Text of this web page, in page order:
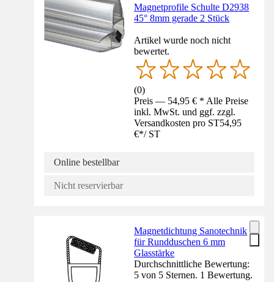
Magnetprofile Schulte D2938
45° 8mm gerade 2 Stück
Artikel wurde noch nicht
bewertet.
(0)
Preis — 54,95 € * Alle Preise
inkl. MwSt. und ggf. zzgl.
Versandkosten pro ST54,95
€*/ ST
Online bestellbar
Nicht reservierbar
Magnetdichtung Sanotechnik
für Rundduschen 6 mm
Glasstärke
Durchschnittliche Bewertung:
5 von 5 Sternen. 1 Bewertung.